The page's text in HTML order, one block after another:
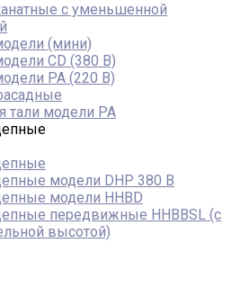
с уменьшенной
(мини)
CD (380 В)
РА (220 В)
тали модели РА
модели DHP 380 В
модели HHBD
передвижные HHBBSL (с
высотой)